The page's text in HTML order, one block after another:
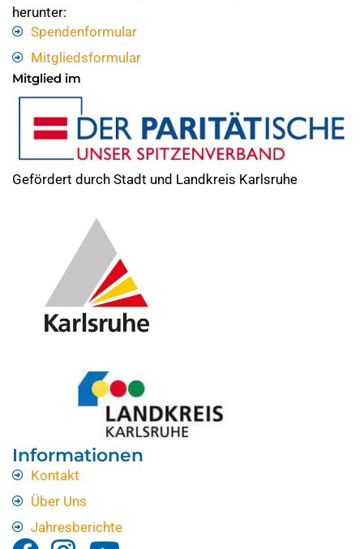
herunter:
Spendenformular
Mitgliedsformular
Mitglied im
Gefördert durch Stadt und Landkreis Karlsruhe
Informationen
Kontakt
Über Uns
Jahresberichte